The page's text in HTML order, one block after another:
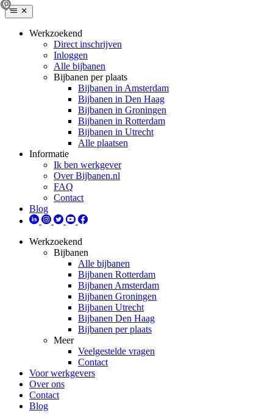
Werkzoekend
Direct inschrijven
Inloggen
Alle bijbanen
Bijbanen per plaats
Bijbanen in Amsterdam
Bijbanen in Den Haag
Bijbanen in Groningen
Bijbanen in Rotterdam
Bijbanen in Utrecht
Alle plaatsen
Informatie
Ik ben werkgever
Over Bijbanen.nl
FAQ
Contact
Blog
Werkzoekend
Bijbanen
Alle bijbanen
Bijbanen Rotterdam
Bijbanen Amsterdam
Bijbanen Groningen
Bijbanen Utrecht
Bijbanen Den Haag
Bijbanen per plaats
Meer
Veelgestelde vragen
Contact
Voor werkgevers
Over ons
Contact
Blog